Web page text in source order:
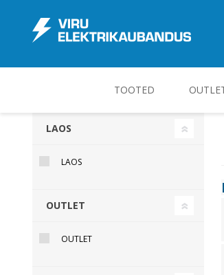
TOOTED
JUHT-, KONTROLL- JA
LAOS
LAOS
OUTLET
OUTLET